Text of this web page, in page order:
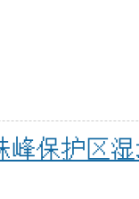
保护区